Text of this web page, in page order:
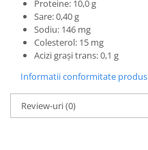
Proteine: 10,0 g
Sare: 0,40 g
Sodiu: 146 mg
Colesterol: 15 mg
Acizi grași trans: 0,1 g
Informatii conformitate produs
Review-uri(0)